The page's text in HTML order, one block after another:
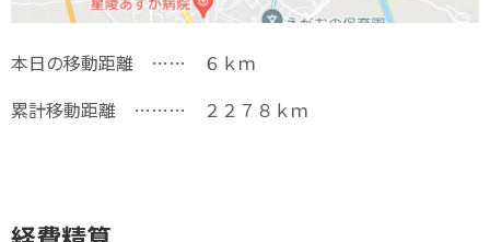
本日の移動距離 …… ６ｋｍ
累計移動距離 ……… ２２７８ｋｍ